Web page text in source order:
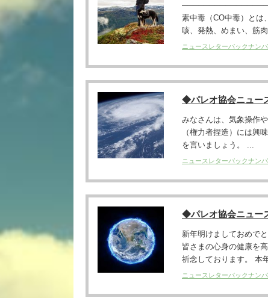
素中毒（CO中毒）とは
咳、発熱、めまい、筋肉
ニュースレターバックナン
◆パレオ協会ニュー
みなさんは、気象操作
（権力者捏造）には興
を言いましょう。 ...
ニュースレターバックナン
◆パレオ協会ニュ
新年明けましておめで
皆さまの心身の健康を
祈念しております。 本
ニュースレターバックナン